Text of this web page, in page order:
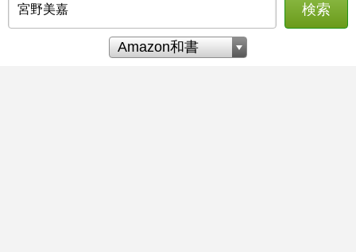
検索